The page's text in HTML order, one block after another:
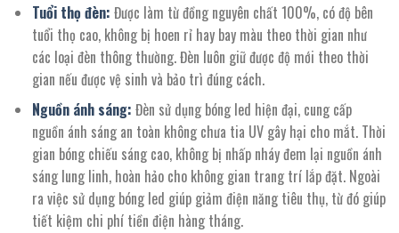
Tuổi thọ đèn: Được làm từ đồng nguyên chất 100%, có độ bên
tuổi thọ cao, không bị hoen rỉ hay bay màu theo thời gian như
các loại đèn thông thường. Đèn luôn giữ được độ mới theo thời
gian nếu được vệ sinh và bảo trì đúng cách.
Nguồn ánh sáng: Đèn sử dụng bóng led hiện đại, cung cấp
nguồn ánh sáng an toàn không chưa tia UV gây hại cho mắt. Thời
gian bóng chiếu sáng cao, không bị nhấp nháy đem lại nguồn ánh
sáng lung linh, hoàn hảo cho không gian trang trí lắp đặt. Ngoài
ra việc sử dụng bóng led giúp giảm điện năng tiêu thụ, từ đó giúp
tiết kiệm chi phí tiền điện hàng tháng.